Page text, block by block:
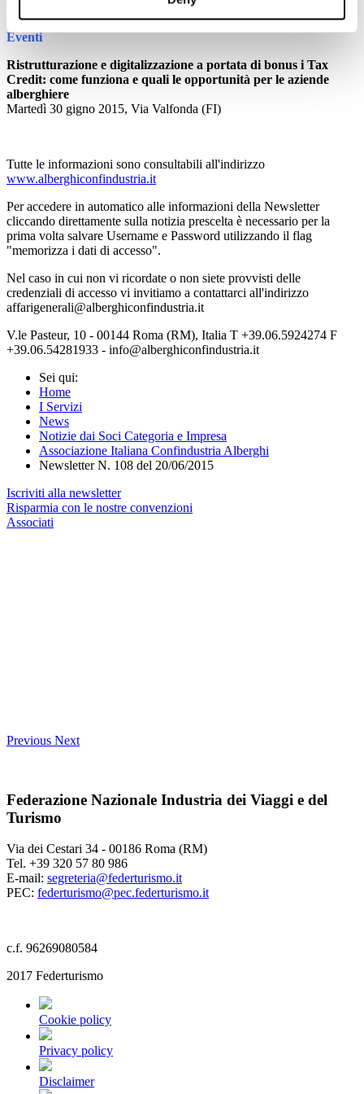
Eventi
Ristrutturazione e digitalizzazione a portata di bonus i Tax
Credit: come funziona e quali le opportunità per le aziende
alberghiere
Martedì 30 gigno 2015, Via Valfonda (FI)
Tutte le informazioni sono consultabili all'indirizzo
www.alberghiconfindustria.it
Per accedere in automatico alle informazioni della Newsletter
cliccando direttamente sulla notizia prescelta è necessario per la
prima volta salvare Username e Password utilizzando il flag
"memorizza i dati di accesso".
Nel caso in cui non vi ricordate o non siete provvisti delle
credenziali di accesso vi invitiamo a contattarci all'indirizzo
affarigenerali@alberghiconfindustria.it
V.le Pasteur, 10 - 00144 Roma (RM), Italia T +39.06.5924274 F
+39.06.54281933 - info@alberghiconfindustria.it
Sei qui:
Home
I Servizi
News
Notizie dai Soci Categoria e Impresa
Associazione Italiana Confindustria Alberghi
Newsletter N. 108 del 20/06/2015
Iscriviti alla newsletter
Risparmia con le nostre convenzioni
Associati
Previous Next
Federazione Nazionale Industria dei Viaggi e del
Turismo
Via dei Cestari 34 - 00186 Roma (RM)
Tel. +39 320 57 80 986
E-mail: segreteria@federturismo.it
PEC: federturismo@pec.federturismo.it
c.f. 96269080584
2017 Federturismo
Cookie policy
Privacy policy
Disclaimer